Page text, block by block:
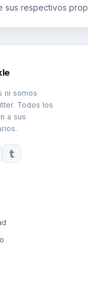
sus respectivos
ni somos
Todos los
a sus